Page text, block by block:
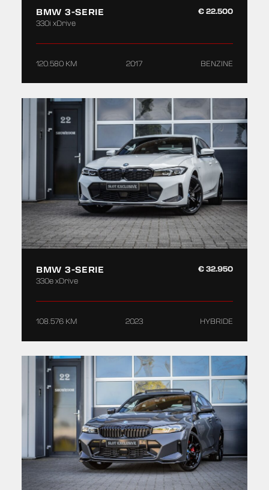
BMW 3-SERIE
330i xDrive
€ 22.500
120.580 KM 2017 BENZINE
BMW 3-SERIE
330e xDrive
€ 32.950
108.576 KM 2023 HYBRIDE